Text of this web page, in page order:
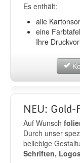
Es enthält:
alle
eine
Ihre
NEU: Gold-
Auf Wunsch
Durch unser
beliebige
Schriften,